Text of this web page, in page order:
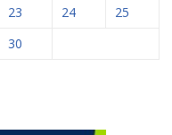
23 24
25
30